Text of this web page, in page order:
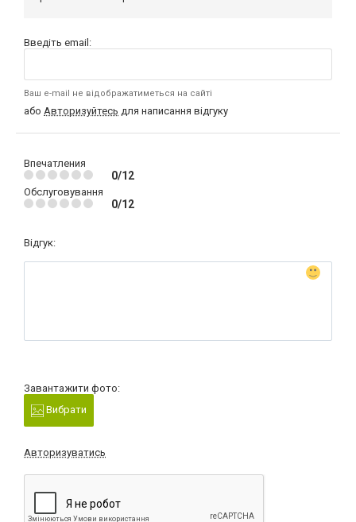
Введіть email:
Ваш e-mail не відображатиметься на сайті
або Авторизуйтесь для написання відгуку
Впечатления
0/12
Обслуговування
0/12
Відгук:
Завантажити фото:
Вибрати
Авторизуватись